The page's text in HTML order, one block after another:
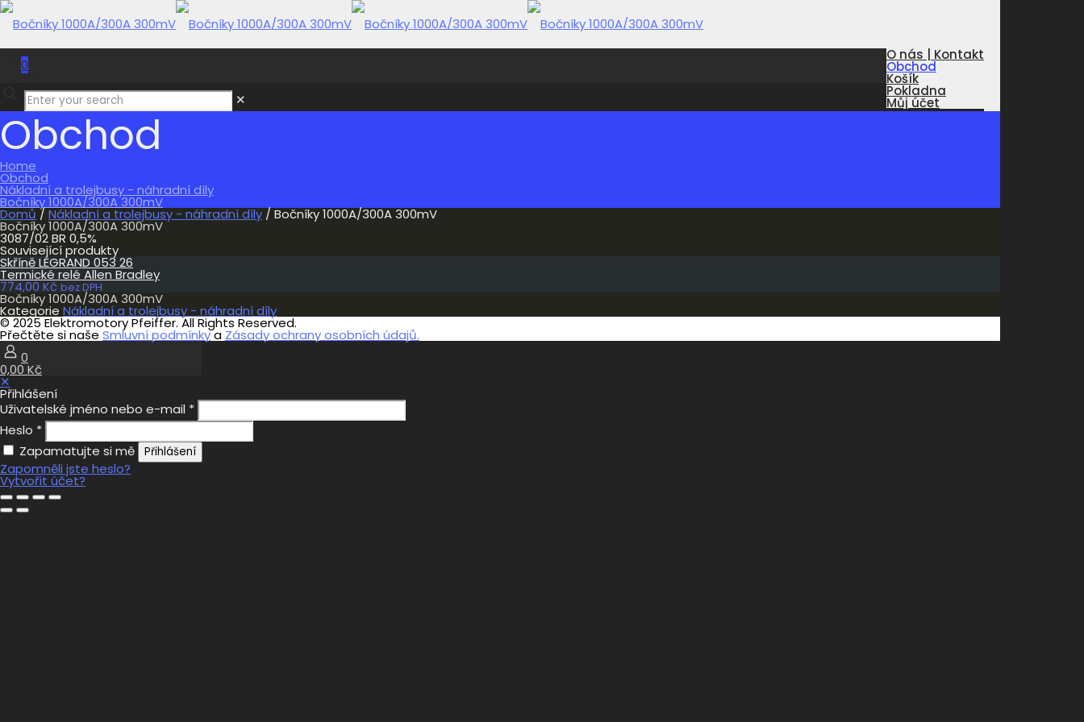
O nás | Kontakt
Obchod
Košík
Pokladna
Můj účet
0
0,00 Kč
✕
Obchod
Home
Obchod
Nákladní a trolejbusy - náhradní díly
Bočníky 1000A/300A 300mV
Domů / Nákladní a trolejbusy - náhradní díly / Bočníky 1000A/300A 300mV
Bočníky 1000A/300A 300mV
3087/02 BR 0,5%
Související produkty
Skříně LEGRAND 053 26
Termické relé Allen Bradley
774,00 Kč bez DPH
Bočníky 1000A/300A 300mV
Kategorie Nákladní a trolejbusy - náhradní díly
© 2025 Elektromotory Pfeiffer. All Rights Reserved.
Přečtěte si naše Smluvní podmínkya Zásady ochrany osobních údajů.
0
0,00 Kč
✕
Přihlášení
Uživatelské jméno nebo e-mail *
Heslo *
Zapamatujte si mě
Přihlášení
Zapomněli jste heslo?
Vytvořit účet?